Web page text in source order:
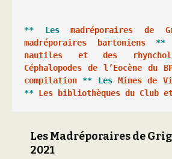
** Les madréporaires de
madréporaires bartoniens **
nautiles et des
Céphalopodes de l’Eocène du
compilation ** Les Mines de
** Les bibliothèques du Club
Les Madréporaires de
2021